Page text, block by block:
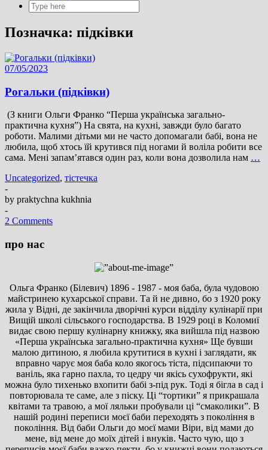
Позначка: підківки
07/05/2023
Рогальки (підківки)
(З книги Ольги Франко “Перша українська загально-
практична кухня”) На свята, на кухні, завжди було багато
роботи. Малими дітьми ми не часто допомагали бабі, вона не
любила, щоб хтось їй крутився під ногами й воліла робити все
сама. Мені запам’ятався один раз, коли вона дозволила нам …
Uncategorized, тістечка
-
by praktychna kukhnia
-
2 Comments
про нас
Ольга Франко (Білевич) 1896 - 1987 - моя баба, була чудовою
майстринею кухарської справи. Та й не дивно, бо з 1920 року
жила у Відні, де закінчила дворічні курси відділу кулінарії при
Вищій школі сільського господарства. В 1929 році в Коломиї
видає свою першу кулінарну книжку, яка вийшла під назвою
«Перша українська загально-практична кухня» Ще бувши
малою дитиною, я любила крутитися в кухні і заглядати, як
вправно чарує моя баба коло якогось тіста, підсипаючи то
ваніль, яка гарно пахла, то цедру чи якісь сухофрукти, які
можна було тихенько вхопити бабі з-під рук. Тоді я бігла в сад і
повторювала те саме, але з піску. Ці “тортики” я прикрашала
квітами та травою, а мої ляльки пробували ці “смаколики”. В
нашій родині переписи моєї баби переходять з покоління в
покоління. Від баби Ольги до моєї мами Віри, від мами до
мене, від мене до моїх дітей і внуків. Часто чую, що з